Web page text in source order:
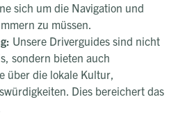
sich um die Navigation und
zu müssen.
Unsere Driverguides sind nicht
sondern bieten auch
über die lokale Kultur,
Dies bereichert das